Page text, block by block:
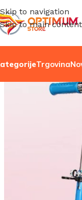
Skip to navigation
Skip to main content
Trgovina